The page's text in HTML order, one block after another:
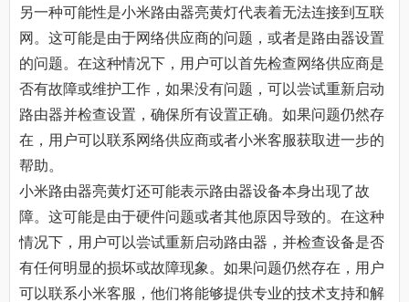
另一种可能性是小米路由器亮黄灯代表着无法连接到互联
网。这可能是由于网络供应商的问题，或者是路由器设置
的问题。在这种情况下，用户可以首先检查网络供应商是
否有故障或维护工作，如果没有问题，可以尝试重新启动
路由器并检查设置，确保所有设置正确。如果问题仍然存
在，用户可以联系网络供应商或者小米客服获取进一步的
帮助。
小米路由器亮黄灯还可能表示路由器设备本身出现了故
障。这可能是由于硬件问题或者其他原因导致的。在这种
情况下，用户可以尝试重新启动路由器，并检查设备是否
有任何明显的损坏或故障现象。如果问题仍然存在，用户
可以联系小米客服，他们将能够提供专业的技术支持和解